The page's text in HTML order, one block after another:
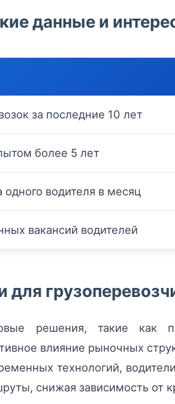
данные и
за последние 10 лет
более 5 лет
одного водителя в месяц
вакансий водителей
для
решения, такие как
влияние рыночных
технологий,
снижая зависимость от